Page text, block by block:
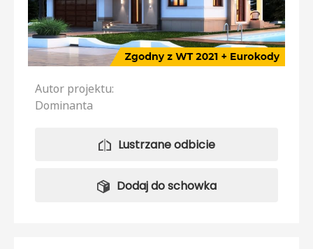
Autor projektu:
Dominanta
Lustrzane odbicie
Dodaj do schowka